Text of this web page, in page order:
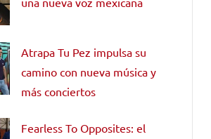
Atrapa Tu Pez impulsa su
camino con nueva música y
más conciertos
Fearless To Opposites: el